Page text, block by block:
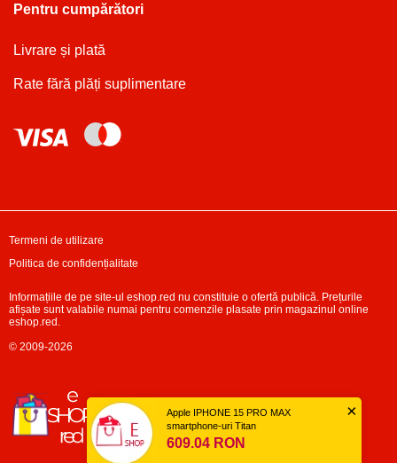
Pentru cumpărători
Livrare și plată
Rate fără plăți suplimentare
Termeni de utilizare
Politica de confidențialitate
Informațiile de pe site-ul eshop.red nu constituie o ofertă publică. Prețurile
afișate sunt valabile numai pentru comenzile plasate prin magazinul online
eshop.red.
© 2009-2026
×
Apple IPHONE 15 PRO MAX
smartphone-uri Titan
609.04 RON